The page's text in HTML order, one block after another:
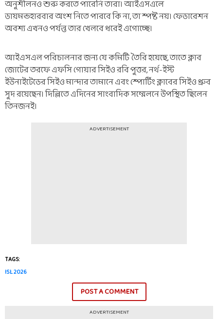
অনুশীলনও শুরু করতে পারেনি তারা। আইএসএলে
ডায়মন্ডহারবার অংশ নিতে পারবে কি না, তা স্পষ্ট নয়। ফেডারেশন
অবশ্য এখনও পর্যন্ত তার খেলবে ধরেই এগোচ্ছে।
আইএসএল পরিচালনার জন্য যে কমিটি তৈরি হয়েছে, তাতে ক্লাব
জোটের তরফে এফসি গোয়ার সিইও রবি পুত্তর, নর্থ-ইস্ট
ইউনাইটেডের সিইও মান্দার তামানে এবং স্পোর্টিং ক্লাবের সিইও ধ্রুব
সুদ রয়েছেন। দিল্লিতে এদিনের সাংবাদিক সম্মেলনে উপস্থিত ছিলেন
তিনজনই।
ADVERTISEMENT
TAGS:
ISL 2026
POST A COMMENT
ADVERTISEMENT